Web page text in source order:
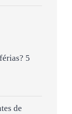
5
de